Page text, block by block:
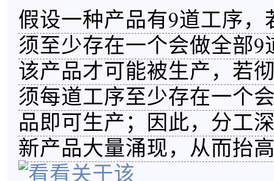
假设一种产品有9道工序，
须至少存在一个会做全部9
该产品才可能被生产，若
须每道工序至少存在一个
品即可生产；因此，分工
新产品大量涌现，从而抬